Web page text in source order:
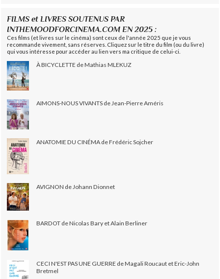
FILMS et LIVRES SOUTENUS PAR
INTHEMOODFORCINEMA.COM EN 2025 :
Ces films (et livres sur le cinéma) sont ceux de l'année 2025 que je vous
recommande vivement, sans réserves. Cliquez sur le titre du film (ou du livre)
qui vous intéresse pour accéder au lien vers ma critique de celui-ci.
À BICYCLETTE de Mathias MLEKUZ
AIMONS-NOUS VIVANTS de Jean-Pierre Améris
ANATOMIE DU CINÉMA de Frédéric Sojcher
AVIGNON de Johann Dionnet
BARDOT de Nicolas Bary et Alain Berliner
CECI N'EST PAS UNE GUERRE de Magali Roucaut et Eric-John
Bretmel